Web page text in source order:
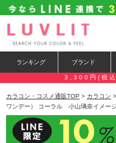
ランキング ブランド
3,300円(税込
カラコン・コスメ通販TOP > カラコン >
ワンデー） コーラル 小山璃奈イメー